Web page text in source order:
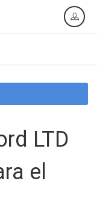
LTD
el